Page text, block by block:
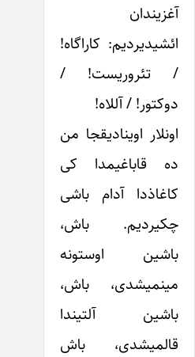
آغزیندان
ائشیدیردیم: کاراگاه!
/ تئروریست! /
دوکتور! / آللاه!
اونلار اوینادیقجا من
ده قاباغیمدا کی
کاغاذدا آدام باشی
چکیردیم. باش،
باشین اوستونه
مینمیشدی، باش،
باشین آلتیندا
قالمیشدی، باش